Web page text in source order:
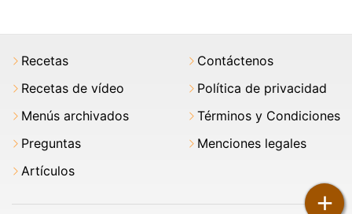
+
Recetas
Recetas de vídeo
Menús archivados
Preguntas
Artículos
Contáctenos
Política de privacidad
Términos y Condiciones
Menciones legales